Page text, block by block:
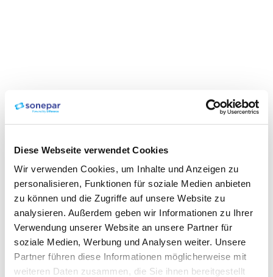
Diese Webseite verwendet Cookies
Wir verwenden Cookies, um Inhalte und Anzeigen zu
personalisieren, Funktionen für soziale Medien anbieten
zu können und die Zugriffe auf unsere Website zu
analysieren. Außerdem geben wir Informationen zu Ihrer
Verwendung unserer Website an unsere Partner für
soziale Medien, Werbung und Analysen weiter. Unsere
Partner führen diese Informationen möglicherweise mit
weiteren Daten zusammen, die Sie ihnen bereitgestellt